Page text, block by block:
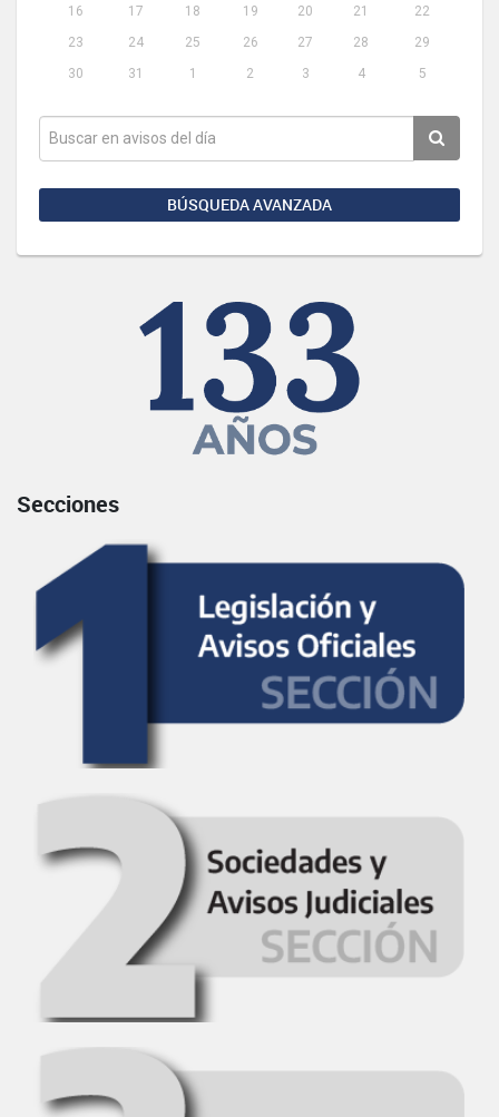
16
17 18 19 20 21
22
23
24 25 26 27 28
29
30
31 1 2 3 4 5
BÚSQUEDA AVANZADA
Secciones